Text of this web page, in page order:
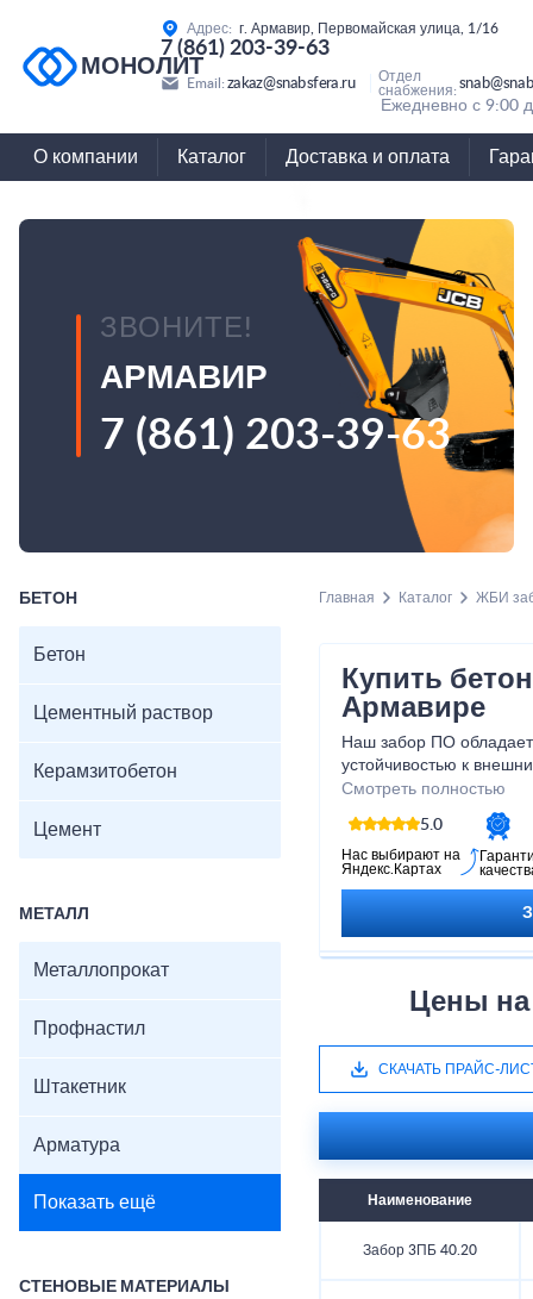
МОНОЛИТ
Адрес: г. Армавир, Первомайская улица, 1/16
7 (861) 203-39-63
Email: zakaz@snabsfera.ru
Отдел
снабжения:
Ежедневно с 9:00
О компании Каталог Доставка и оплата
ЗВОНИТЕ!
АРМАВИР
7 (861) 203-39-63
БЕТОН
Бетон
Цементный раствор
Керамзитобетон
Цемент
МЕТАЛЛ
Металлопрокат
Профнастил
Штакетник
Арматура
Показать ещё
СТЕНОВЫЕ МАТЕРИАЛЫ
Главная Каталог ЖБИ
Купить
Армавире
Наш забор ПО
устойчивостью к
уверены, что ваше
от посторонних глаз и
Приобретая бетонный
качественный продукт,
собственность
Смотреть полностью
5.0
Нас выбирают на
Яндекс.Картах
Цены
СКАЧАТЬ ПРАЙС-
Наименование
Забор 3ПБ 40.20